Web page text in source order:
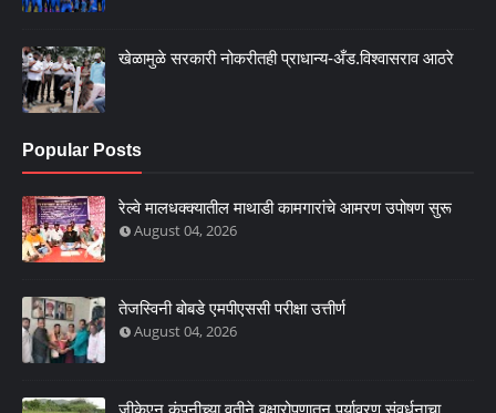
खेळामुळे सरकारी नोकरीतही प्राधान्य-अँड.विश्वासराव आठरे
Popular Posts
रेल्वे मालधक्क्यातील माथाडी कामगारांचे आमरण उपोषण सुरू
August 04, 2026
तेजस्विनी बोबडे एमपीएससी परीक्षा उत्तीर्ण
August 04, 2026
जीकेएन कंपनीच्या वतीने वृक्षारोपणातून पर्यावरण संवर्धनाचा